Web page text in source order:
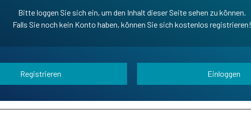
Bitte loggen Sie sich ein, um den Inhalt dieser Seite sehen zu können.
Falls Sie noch kein Konto haben, können Sie sich kostenlos registrieren!
Registrieren Einloggen